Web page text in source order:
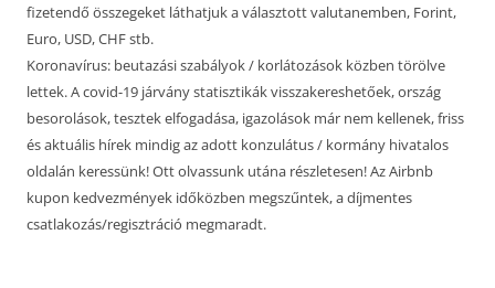
fizetendő összegeket láthatjuk a választott valutanemben, Forint,
Euro, USD, CHF stb.
Koronavírus: beutazási szabályok / korlátozások közben törölve
lettek. A covid-19 járvány statisztikák visszakereshetőek, ország
besorolások, tesztek elfogadása, igazolások már nem kellenek, friss
és aktuális hírek mindig az adott konzulátus / kormány hivatalos
oldalán keressünk! Ott olvassunk utána részletesen! Az Airbnb
kupon kedvezmények időközben megszűntek, a díjmentes
csatlakozás/regisztráció megmaradt.